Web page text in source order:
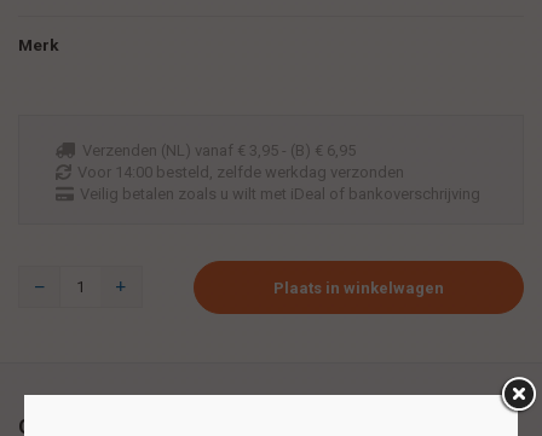
Merk
Verzenden (NL) vanaf € 3,95 - (B) € 6,95
Voor 14:00 besteld, zelfde werkdag verzonden
Veilig betalen zoals u wilt met iDeal of bankoverschrijving
Plaats in winkelwagen
Omschrijving